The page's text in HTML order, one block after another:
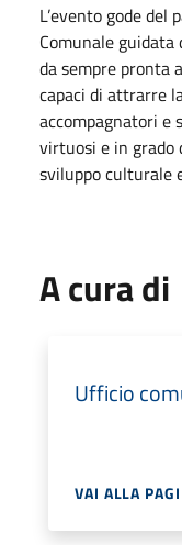
L’evento gode del
Comunale guidata
da sempre pronta
capaci di attrarre
accompagnatori e
virtuosi e in grado
sviluppo culturale
A cura di
Ufficio
VAI ALLA